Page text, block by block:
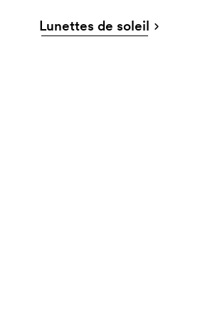
Lunettes de soleil